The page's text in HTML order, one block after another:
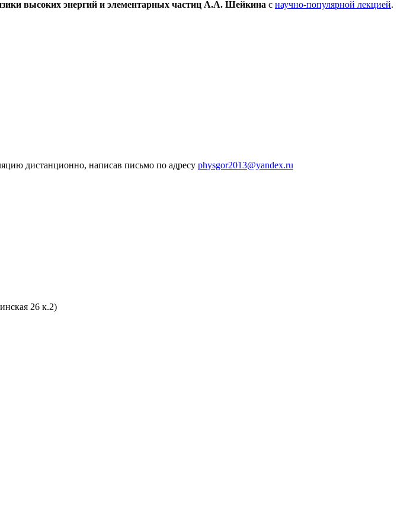
высоких энергий и элементарных частиц А.А. Шейкина с научно-популярной лекцией.
дистанционно, написав письмо по адресу physgor2013@yandex.ru
26 к.2)